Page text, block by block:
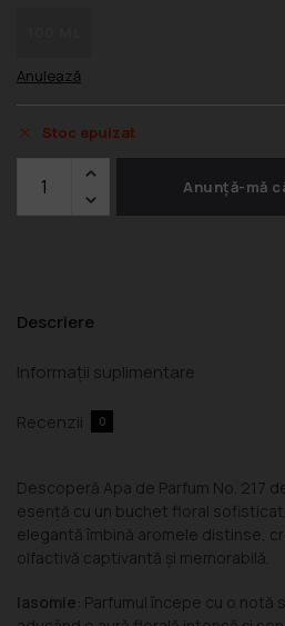
Anulează
Stoc epuizat
Anunță-mă
Descriere
Informații suplimentare
Recenzii 0
Descoperă Apa de Parfum No. 217
esență cu un buchet floral
elegantă îmbină aromele distinse,
olfactivă captivantă și memorabilă.
Iasomie: Parfumul începe cu o